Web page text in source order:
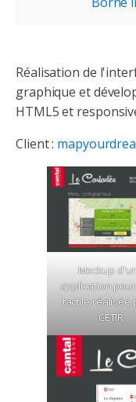
Réalisation de
graphique et
HTML5 et
Client :
Mockup
application
tactile réalisée
CETIR